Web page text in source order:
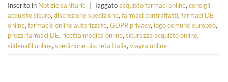
Inserito in Notizie sanitarie Taggatoacquisto farmaci online, consigli
acquisto sicuro, discrezione spedizione, farmaci contraffatti, farmaci DE
online, farmacie online autorizzate, GDPR privacy, logo comune europeo,
prezzi farmaci DE, ricetta medica online, sicurezza acquisto online,
sildenafil online, spedizione discreta Italia, viagra online